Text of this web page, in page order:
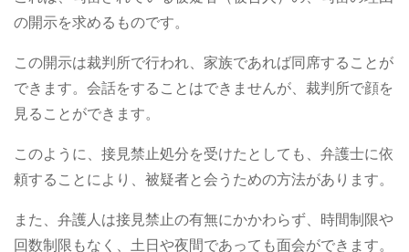
の開示を求めるものです。
この開示は裁判所で行われ、家族であれば同席することが
できます。会話をすることはできませんが、裁判所で顔を
見ることができます。
このように、接見禁止処分を受けたとしても、弁護士に依
頼することにより、被疑者と会うための方法があります。
また、弁護人は接見禁止の有無にかかわらず、時間制限や
回数制限もなく、土日や夜間であっても面会ができます。